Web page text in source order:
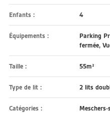
Enfants : 4
Équipements : Parking
fermée,
Taille : 55m²
Type de lit : 2 lits
Catégories :